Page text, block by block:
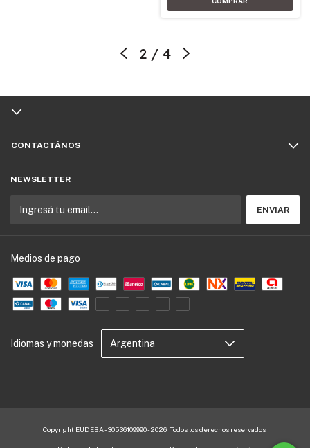
2 / 4
CONTACTÁNOS
NEWSLETTER
Medios de pago
Idiomas y monedas
Copyright EUDEBA - 30536109990 - 2026. Todos los derechos reservados.